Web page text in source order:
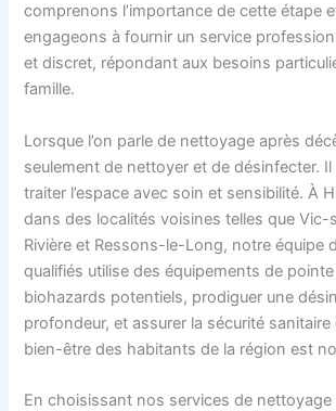
comprenons l’importance de cette étape
engageons à fournir un service
et discret, répondant aux besoins
famille.
Lorsque l’on parle de nettoyage après
seulement de nettoyer et de désinfecter.
traiter l’espace avec soin et sensibilité. À
dans des localités voisines telles que Vic-
Rivière et Ressons-le-Long, notre équipe
qualifiés utilise des équipements de
biohazards potentiels, prodiguer une
profondeur, et assurer la sécurité sanitaire
bien-être des habitants de la région est
En choisissant nos services de nettoyage